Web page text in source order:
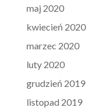
maj 2020
kwiecień 2020
marzec 2020
luty 2020
grudzień 2019
listopad 2019